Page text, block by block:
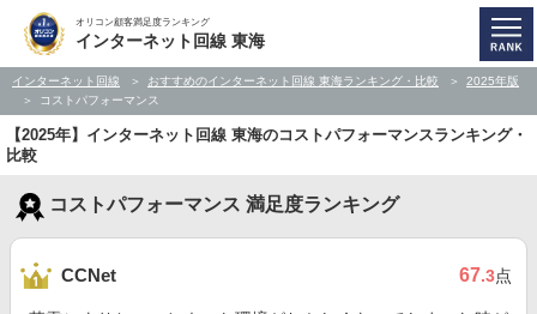
オリコン顧客満足度ランキング
インターネット回線 東海
インターネット回線 おすすめのインターネット回線 東海ランキング・比較
2025年版
コストパフォーマンス
【2025年】インターネット回線 東海のコストパフォーマンスランキング・
比較
コストパフォーマンス 満足度ランキング
CCNet 67.3点